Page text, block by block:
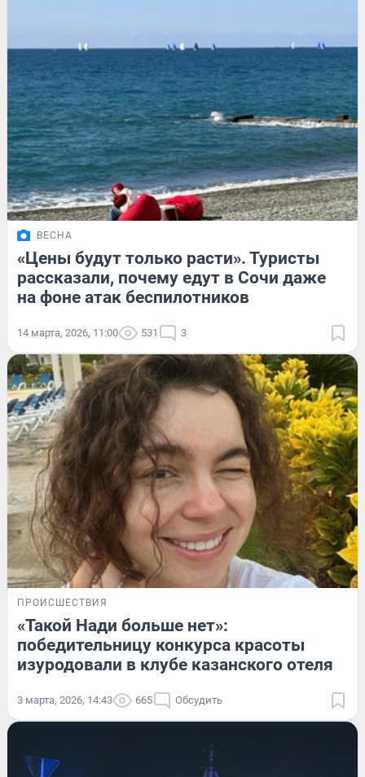
ВЕСНА
«Цены будут только расти». Туристы
рассказали, почему едут в Сочи даже
на фоне атак беспилотников
14 марта, 2026, 11:00 531 3
ПРОИСШЕСТВИЯ
«Такой Нади больше нет»:
победительницу конкурса красоты
изуродовали в клубе казанского отеля
3 марта, 2026, 14:43 665 Обсудить